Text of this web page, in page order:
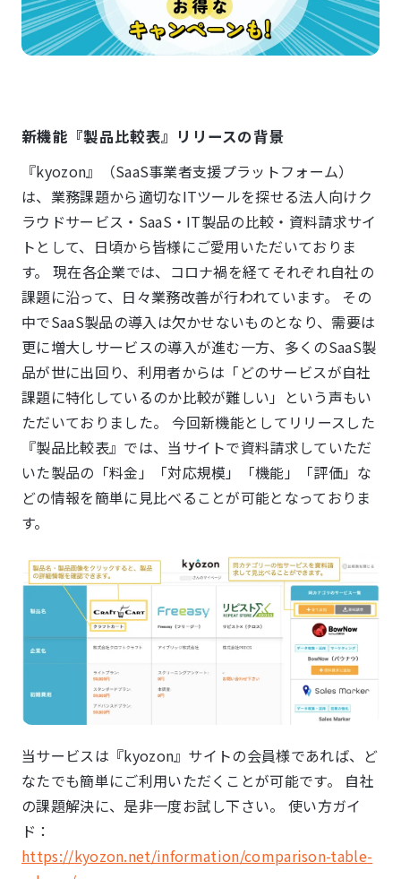
新機能『製品比較表』リリースの背景
『kyozon』（SaaS事業者支援プラットフォーム）
は、業務課題から適切なITツールを探せる法人向けク
ラウドサービス・SaaS・IT製品の比較・資料請求サイ
トとして、日頃から皆様にご愛用いただいておりま
す。 現在各企業では、コロナ禍を経てそれぞれ自社の
課題に沿って、日々業務改善が行われています。 その
中でSaaS製品の導入は欠かせないものとなり、需要は
更に増大しサービスの導入が進む一方、多くのSaaS製
品が世に出回り、利用者からは「どのサービスが自社
課題に特化しているのか比較が難しい」という声もい
ただいておりました。 今回新機能としてリリースした
『製品比較表』では、当サイトで資料請求していただ
いた製品の「料金」「対応規模」「機能」「評価」な
どの情報を簡単に見比べることが可能となっておりま
す。
当サービスは『kyozon』サイトの会員様であれば、ど
なたでも簡単にご利用いただくことが可能です。 自社
の課題解決に、是非一度お試し下さい。 使い方ガイ
ド：
https://kyozon.net/information/comparison-table-